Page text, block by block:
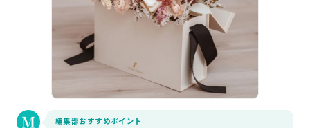
編集部おすすめポイント